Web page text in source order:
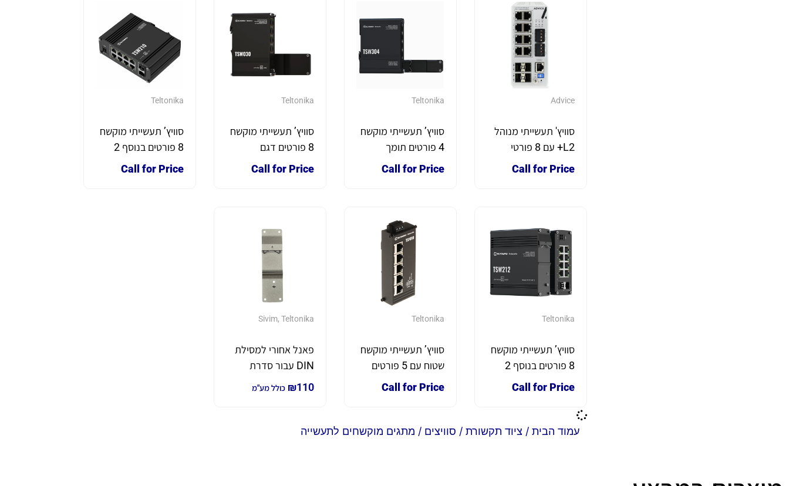
Advice
סוויץ' תעשייתי מנוהל
L2+ עם 8 פורטי
Call for Price
Teltonika
סוויץ’ תעשייתי מוקשח
4 פורטים תומך
מהירות של Gigabit
Call for Price
Teltonika
סוויץ’ תעשייתי מוקשח
8 פורטים דגם
TSW030 תוצרת
Call for Price
Teltonika
סוויץ’ תעשייתי מוקשח
8 פורטים בנוסף 2
פורטים SFP דגם
Call for Price
Teltonika
סוויץ’ תעשייתי מוקשח
8 פורטים בנוסף 2
פורטים SFP דגם
Call for Price
Teltonika
סוויץ’ תעשייתי מוקשח
שטוח עם 5 פורטים
דגם TSF010
Call for Price
Sivim, Teltonika
פאנל אחורי למסילת
DIN עבור סדרת
₪110 כולל מע"מ
עמוד הבית / ציוד תקשורת / סוויצים / מתגים מוקשחים לתעשייה